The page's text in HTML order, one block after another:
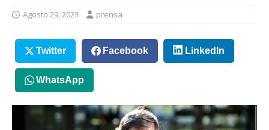
Agosto 29, 2023 prensa
Twitter Facebook LinkedIn
WhatsApp